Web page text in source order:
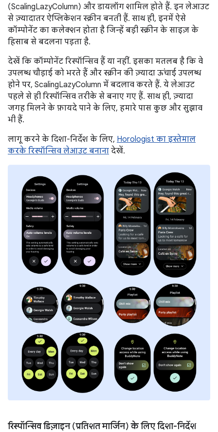
(ScalingLazyColumn) और डायलॉग शामिल होते हैं. इन लेआउट
से ज़्यादातर ऐप्लिकेशन स्क्रीन बनती हैं. साथ ही, इनमें ऐसे
कॉम्पोनेंट का कलेक्शन होता है जिन्हें बड़ी स्क्रीन के साइज़ के
हिसाब से बदलना पड़ता है.
देखें कि कॉम्पोनेंट रिस्पॉन्सिव हैं या नहीं. इसका मतलब है कि वे
उपलब्ध चौड़ाई को भरते हैं और स्क्रीन की ज़्यादा ऊंचाई उपलब्ध
होने पर, ScalingLazyColumn में बदलाव करते हैं. ये लेआउट
पहले से ही रिस्पॉन्सिव तरीके से बनाए गए हैं. साथ ही, ज़्यादा
जगह मिलने के फ़ायदे पाने के लिए, हमारे पास कुछ और सुझाव
भी हैं.
लागू करने के दिशा-निर्देश के लिए, Horologist का इस्तेमाल
करके रिस्पॉन्सिव लेआउट बनाना देखें.
रिस्पॉन्सिव डिज़ाइन (प्रतिशत मार्जिन) के लिए दिशा-निर्देश